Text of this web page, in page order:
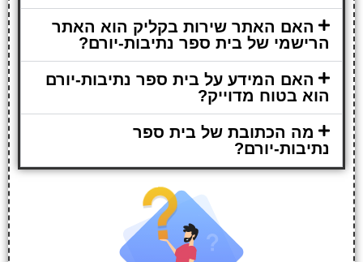
האם האתר שירות בקליק הוא האתר
הרישמי של בית ספר נתיבות-יורם?
האם המידע על בית ספר נתיבות-יורם
הוא בטוח מדוייק?
מה הכתובת של בית ספר
נתיבות-יורם?